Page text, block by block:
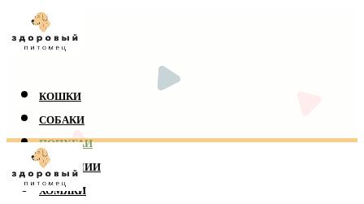
КОШКИ
СОБАКИ
ПОПУГАИ
РЕПТИЛИИ
ХОМЯКИ